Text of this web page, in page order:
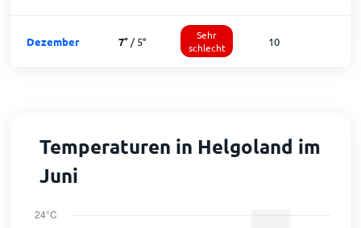
Dezember 7°/5°
Sehr
schlecht
10
Temperaturen in Helgoland im
Juni